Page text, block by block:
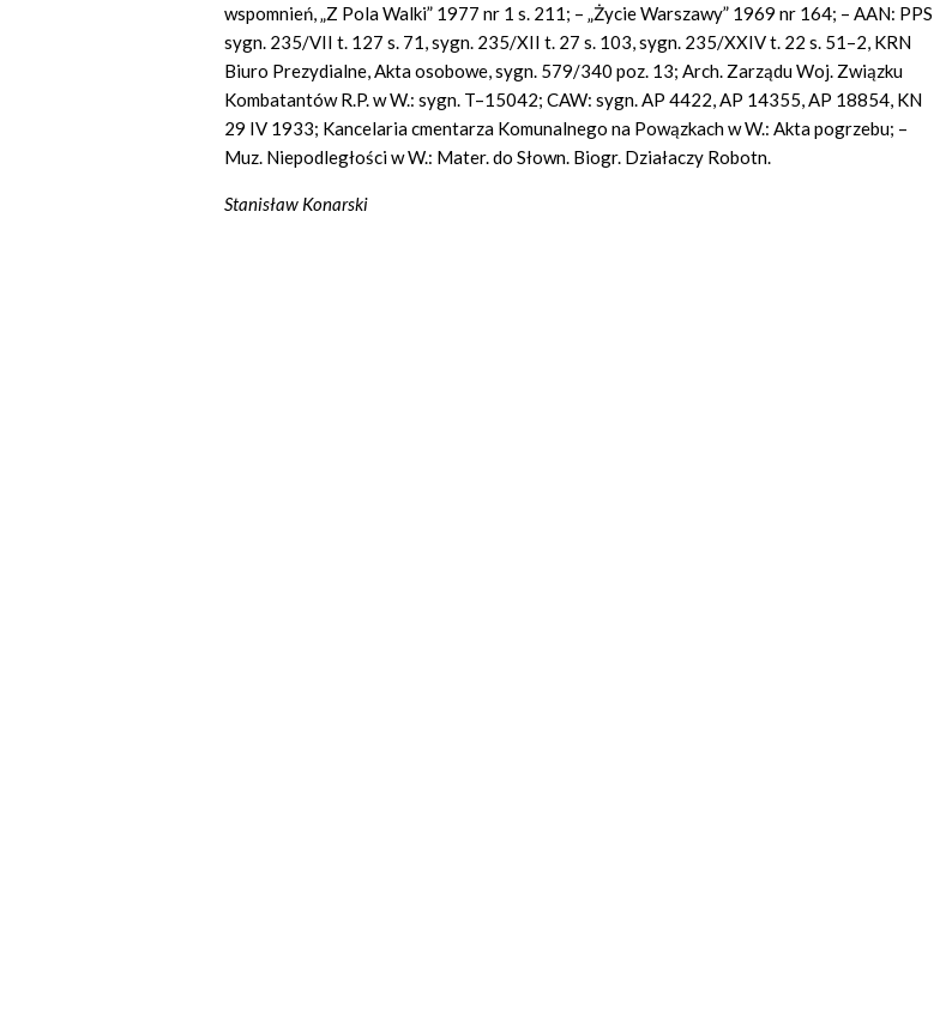
wspomnień, „Z Pola Walki” 1977 nr 1 s. 211; – „Życie Warszawy” 1969 nr 164; – AAN: PPS
sygn. 235/VII t. 127 s. 71, sygn. 235/XII t. 27 s. 103, sygn. 235/XXIV t. 22 s. 51–2, KRN
Biuro Prezydialne, Akta osobowe, sygn. 579/340 poz. 13; Arch. Zarządu Woj. Związku
Kombatantów R.P. w W.: sygn. T–15042; CAW: sygn. AP 4422, AP 14355, AP 18854, KN
29 IV 1933; Kancelaria cmentarza Komunalnego na Powązkach w W.: Akta pogrzebu; –
Muz. Niepodległości w W.: Mater. do Słown. Biogr. Działaczy Robotn.
Stanisław Konarski